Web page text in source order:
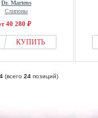
Dr. Martens
Слипоны
40 280 ₽
КУПИТЬ
(всего 24 позиций)